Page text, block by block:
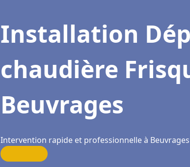
Installation
chaudière
Beuvrages
Intervention rapide et professionnelle à Beuvrages